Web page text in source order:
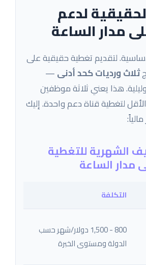
لدعم
مدار الساعة
لتقديم تغطية حقيقية على
ثلاث ورديات كحد أدنى—
هذا يعني ثلاثة موظفين
لتغطية قناة دعم واحدة. إليك
الشهرية للتغطية
مدار الساعة
التكلفة
800 - 1,500 دولار/شهر حسب
الدولة ومستوى الخبرة